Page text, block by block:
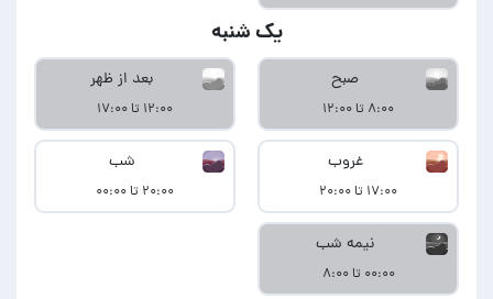
یک شنبه
صبح
۸:۰۰ تا ۱۲:۰۰
بعد از ظهر
۱۲:۰۰ تا ۱۷:۰۰
غروب
۱۷:۰۰ تا ۲۰:۰۰
شب
۲۰:۰۰ تا ۰۰:۰۰
نیمه شب
۰۰:۰۰ تا ۸:۰۰